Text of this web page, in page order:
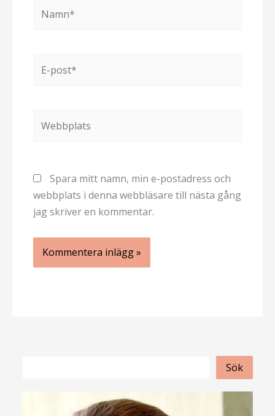
post*
Spara mitt namn, min e-postadress och
webbplats i denna webbläsare till nästa gång
jag skriver en kommentar.
Sök